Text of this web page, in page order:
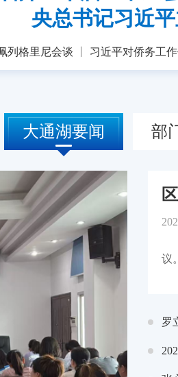
央总书记习近
列格里尼会谈 习近平对侨务工
大通湖要闻 部
7
议
罗
能培训暨
22
2026-07
02
发展 21
2026-07
13